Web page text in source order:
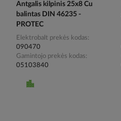
Antgalis kilpinis 25x8 Cu
balintas DIN 46235 -
PROTEC
Elektrobalt prekės kodas
090470
Gamintojo prekės kodas
05103840